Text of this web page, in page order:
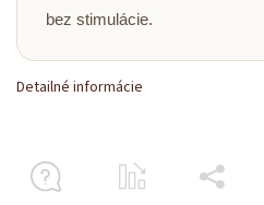
bez stimulácie.
Detailné informácie